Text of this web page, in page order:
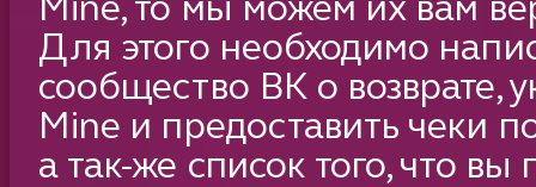
Mine, то мы можем их вам
Для этого необходимо
сообщество ВК о возврате,
Mine и предоставить чеки
а так-же список того, что